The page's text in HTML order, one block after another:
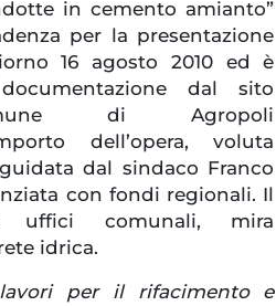
in cemento amianto”
per la presentazione
16 agosto 2010 ed è
dal sito
di Agropoli
dell’opera, voluta
dal sindaco Franco
con fondi regionali. Il
uffici comunali, mira
idrica.
per il rifacimento e